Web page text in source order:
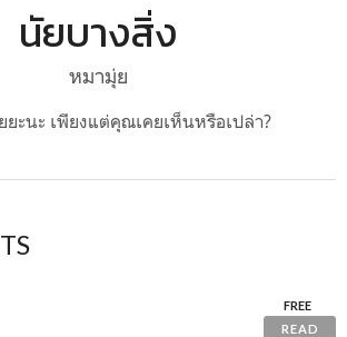
นัยบางสิ่ง
หมามุ่ย
ยะนะ เพียงแต่คุณเคยเห็นหรือเปล่า?
FREE
READ